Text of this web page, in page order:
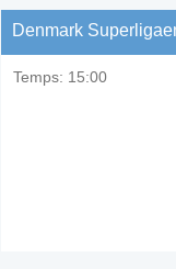
Denmark
Temps: 15:00